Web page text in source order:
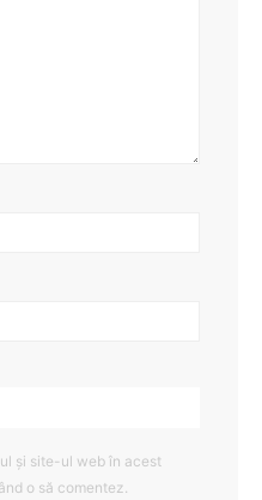
și site-ul web în acest
o să comentez.